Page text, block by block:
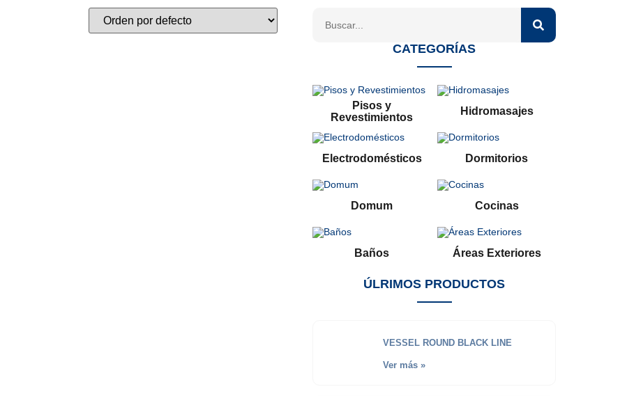
CATEGORÍAS
Pisos y
Revestimientos
Hidromasajes
Electrodomésticos Dormitorios
Domum Cocinas
Baños Áreas Exteriores
ÚLRIMOS PRODUCTOS
VESSEL ROUND BLACK LINE
Ver más »